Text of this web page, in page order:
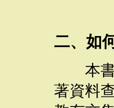
二、如
本書
著資料